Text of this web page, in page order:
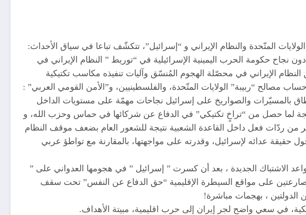
المتّحدة والنظام الإيراني و “إسرائيل”، تتكشّف تباعا في سياق الأحداث:
نجاح حكومة الحرب اليمينية الإسرائيلية في “توريط ” النظام الإيراني في
تدمير القاعدة العسكرية الإيرانية، النووية و البالستية (١)، وقد حقق النظام الإيراني في محصّلة الهجوم المُنسّق وآليات تنفيذه مكاسب تكتيكية
مصالح “ربيبة” الولايات المتّحدة، والفلسطينيين، و”الأمن القومي العربي” :
بالمسيّرات والصواريخ على إسرائيل نجاحات مهمّة على مستويات الداخل
نتيجة لما حصل من “تراخٍ تكتيكي” في الدفاع عن شركائها في حماس وحزب الله، و
من ردّات فعل داخل القاعدة الشعبية نتيجة للشعور العام بضعف موقف النظام
حقيقة عدائه لإسرائيل، وقدرته على مواجهتها، بالمقارنة مع تواطؤ عربي
الاشتباك الجديدة ، بعد أن كسرت ” إسرائيل ” في هجومها العدواني على ”
على مواقع السيطرة الإقليمية “حق الدفاع عن النفس” تحت سقف
الدولتين ، بهجمات مباشرة!
في سعي واضح لجر إيران إلى حرب اقليمية، مبيتة الأهداف.